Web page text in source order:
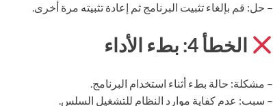
– حل: قم بإلغاء تثبيت البرنامج ثم إعادة تثبيته مرة أخرى.
الخطأ 4: بطء الأداء
– مشكلة: حالة بطء أثناء استخدام البرنامج.
– سبب: عدم كفاية موارد النظام للتشغيل السلس.